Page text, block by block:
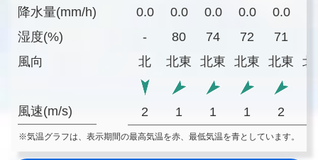
降水量(mm/h)
湿度(%)
風向
風速(m/s)
0.0 0.0 0.0 0.0 0.0
-
80 74 72 71
北
北東 北東 北東 北東 北
2 1 1 1 2
※気温グラフは、表示期間の最高気温を赤、最低気温を青としています。